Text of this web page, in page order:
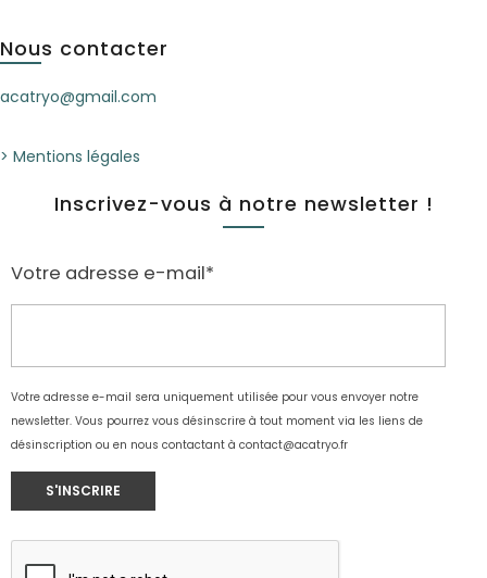
Nous contacter
acatryo@gmail.com
> Mentions légales
Inscrivez-vous à notre newsletter !
Votre adresse e-mail*
Votre adresse e-mail sera uniquement utilisée pour vous envoyer notre
newsletter. Vous pourrez vous désinscrire à tout moment via les liens de
désinscription ou en nous contactant à contact@acatryo.fr